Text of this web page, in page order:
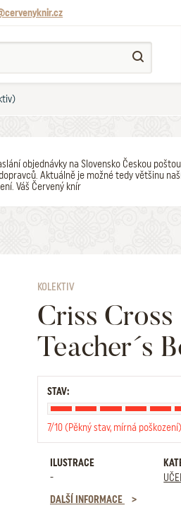
objednávky na Slovensko Českou
Aktuálně je možné tedy většinu
Váš Červený knír
KOLEKTIV
Criss
Teacher´s
STAV:
7/10 (Pěkný stav, mírná poškození)
ILUSTRACE
-
DALŠÍ INFORMACE